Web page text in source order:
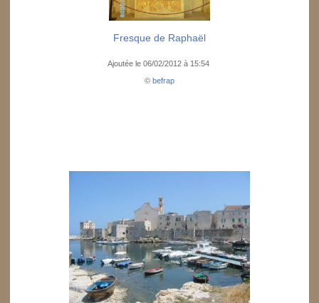
Fresque de Raphaël
Ajoutée le 06/02/2012 à 15:54
© befrap